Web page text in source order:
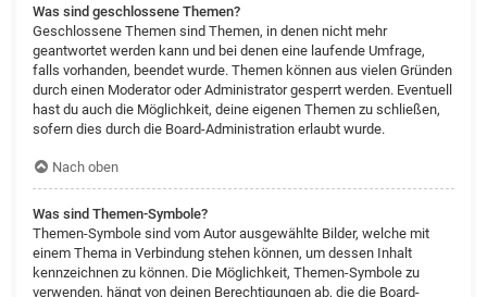
Was sind geschlossene Themen?
Geschlossene Themen sind Themen, in denen nicht mehr
geantwortet werden kann und bei denen eine laufende Umfrage,
falls vorhanden, beendet wurde. Themen können aus vielen Gründen
durch einen Moderator oder Administrator gesperrt werden. Eventuell
hast du auch die Möglichkeit, deine eigenen Themen zu schließen,
sofern dies durch die Board-Administration erlaubt wurde.
Nach oben
Was sind Themen-Symbole?
Themen-Symbole sind vom Autor ausgewählte Bilder, welche mit
einem Thema in Verbindung stehen können, um dessen Inhalt
kennzeichnen zu können. Die Möglichkeit, Themen-Symbole zu
verwenden, hängt von deinen Berechtigungen ab, die die Board-